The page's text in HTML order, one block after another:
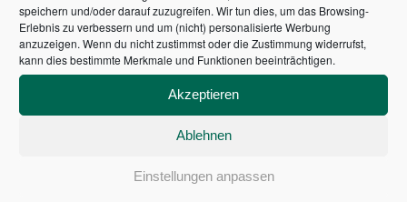
speichern und/oder darauf zuzugreifen. Wir tun dies, um das Browsing-
Erlebnis zu verbessern und um (nicht) personalisierte Werbung
anzuzeigen. Wenn du nicht zustimmst oder die Zustimmung widerrufst,
kann dies bestimmte Merkmale und Funktionen beeinträchtigen.
Akzeptieren
Ablehnen
Einstellungen anpassen
7,052€
NEUVERSCHULDUNG